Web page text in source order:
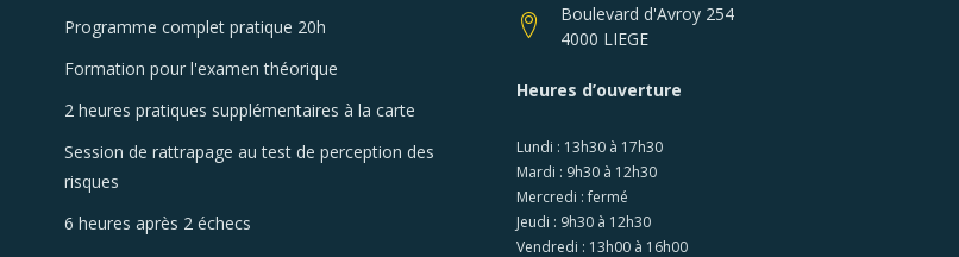
Programme complet pratique 20h
Formation pour l'examen théorique
2 heures pratiques supplémentaires à la carte
Session de rattrapage au test de perception des
risques
6 heures après 2 échecs
Boulevard d'Avroy 254
4000 LIEGE
Heures d’ouverture
Lundi : 13h30 à 17h30
Mardi : 9h30 à 12h30
Mercredi : fermé
Jeudi : 9h30 à 12h30
Vendredi : 13h00 à 16h00